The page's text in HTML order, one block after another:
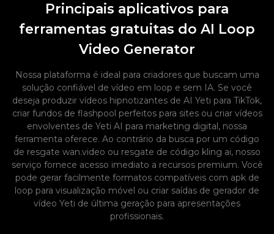
Principais aplicativos para
ferramentas gratuitas do AI Loop
Video Generator
Nossa plataforma é ideal para criadores que buscam uma
solução confiável de vídeo em loop e sem IA. Se você
deseja produzir vídeos hipnotizantes de AI Yeti para TikTok,
criar fundos de flashpool perfeitos para sites ou criar vídeos
envolventes de Yeti AI para marketing digital, nossa
ferramenta oferece. Ao contrário da busca por um código
de resgate wan.video ou resgate de código kling ai, nosso
serviço fornece acesso imediato a recursos premium. Você
pode gerar facilmente formatos compatíveis com apk de
loop para visualização móvel ou criar saídas de gerador de
vídeo Yeti de última geração para apresentações
profissionais.